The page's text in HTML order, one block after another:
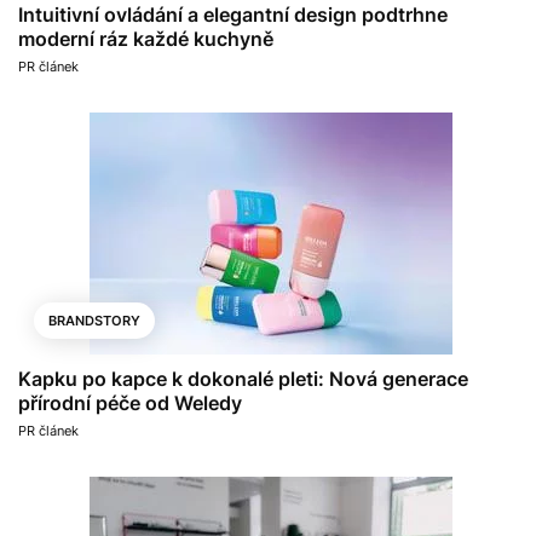
Intuitivní ovládání a elegantní design podtrhne
moderní ráz každé kuchyně
PR článek
BRANDSTORY
Kapku po kapce k dokonalé pleti: Nová generace
přírodní péče od Weledy
PR článek